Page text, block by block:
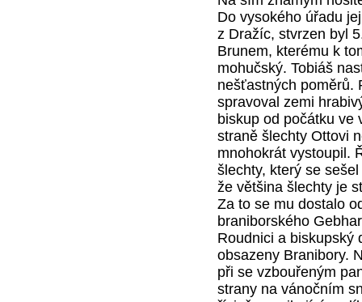
Do vysokého úřadu
z Dražíc, stvrzen byl
Brunem, kterému k
mohučský. Tobiáš
nešťastných poměrů.
spravoval zemi
biskup od počátku ve
straně šlechty Ottovi
mnohokrát vystoupil.
šlechty, který se
že většina šlechty je
Za to se mu dostalo
braniborského
Roudnici a biskupský
obsazeny Branibory.
při se vzbouřeným
strany na vánočním